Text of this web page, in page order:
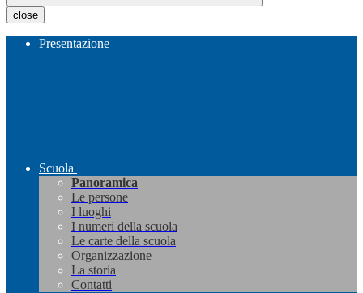
close
Presentazione
Scuola
Panoramica
Le persone
I luoghi
I numeri della scuola
Le carte della scuola
Organizzazione
La storia
Contatti